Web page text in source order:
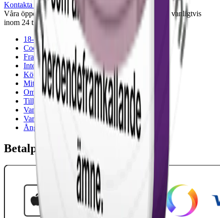
Kontakta oss
Våra öppettider är: Alla dagar 08:00 - 18:00 Vi svarar vanligtvis
inom 24 timmar på vardagar.
18-årsgräns
Cookiepolicy
Frakt- och leveransvillkor
Integritetspolicy
Köpvillkor
Mitt konto
Om Snuset.se
Tillgänglighetsredogörelse
Vanliga frågor
Varumärken
Ånger
Betalpartner